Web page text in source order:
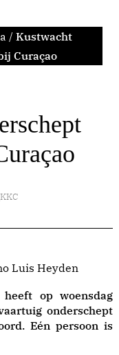
/ Kustwacht
Curaçao
Luis Heyden
op woensdag
onderschept
Eén persoon is